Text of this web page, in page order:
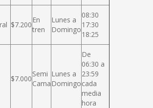
$7.200
En
tren
Lunes a
Domingo
08:30
17:30
18:25
$7.000
Semi
Cama
Lunes a
Domingo
De
06:30 a
23:59
cada
media
hora